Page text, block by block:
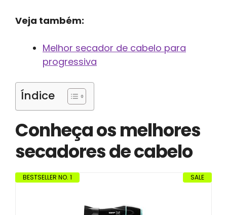
Veja também:
Melhor secador de cabelo para
progressiva
Índice
Conheça os melhores
secadores de cabelo
SALE
BESTSELLER NO. 1